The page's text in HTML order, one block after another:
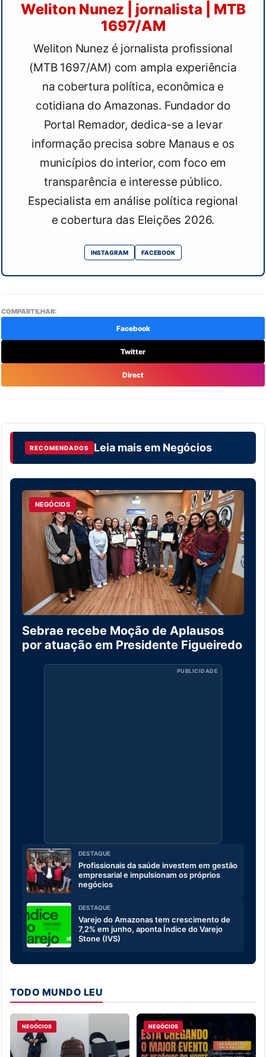
Weliton Nunez | jornalista | MTB
1697/AM
Weliton Nunez é jornalista profissional
(MTB 1697/AM) com ampla experiência
na cobertura política, econômica e
cotidiana do Amazonas. Fundador do
Portal Remador, dedica-se a levar
informação precisa sobre Manaus e os
municípios do interior, com foco em
transparência e interesse público.
Especialista em análise política regional
e cobertura das Eleições 2026.
INSTAGRAM FACEBOOK
COMPARTILHAR:
Facebook
Twitter
Direct
RECOMENDADOS Leia mais em Negócios
NEGÓCIOS
Sebrae recebe Moção de Aplausos
por atuação em Presidente Figueiredo
PUBLICIDADE
DESTAQUE
Profissionais da saúde investem em gestão
empresarial e impulsionam os próprios
negócios
DESTAQUE
Varejo do Amazonas tem crescimento de
7,2% em junho, aponta Índice do Varejo
Stone (IVS)
TODO MUNDO LEU
NEGÓCIOS NEGÓCIOS